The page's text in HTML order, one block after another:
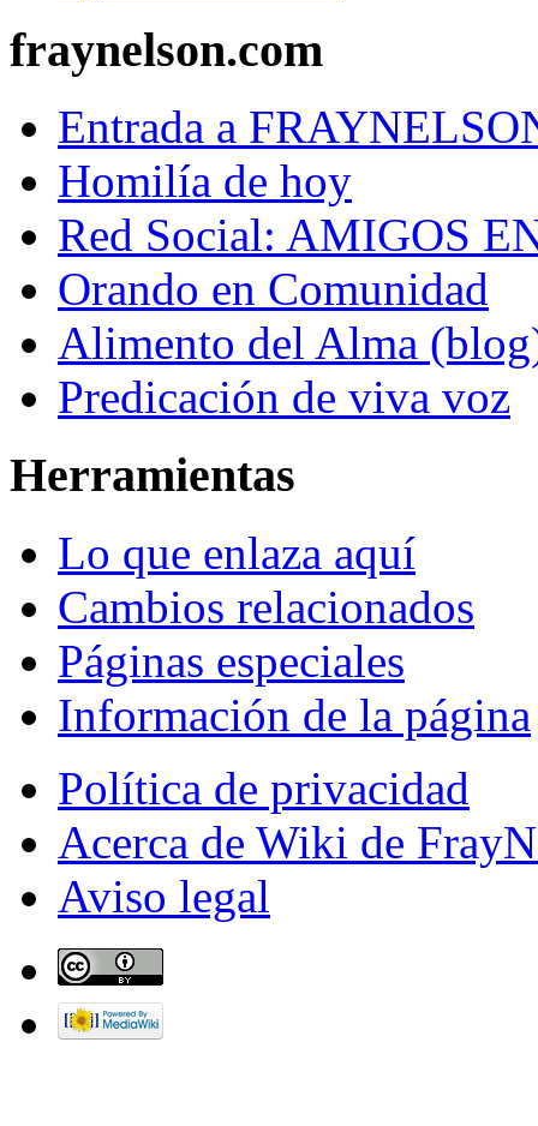
fraynelson.com
Entrada a
Homilía de hoy
Red Social: AMIGOS
Orando en Comunidad
Alimento del Alma
Predicación de viva voz
Herramientas
Lo que enlaza aquí
Cambios relacionados
Páginas especiales
Información de la página
Política de privacidad
Acerca de Wiki de
Aviso legal